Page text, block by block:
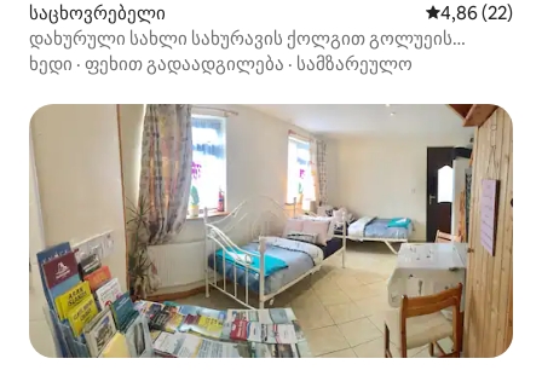
საცხოვრებელი საშუალო
4,86 (22)
დახურული სახლი სახურავის ქოლგით გოლუეის
ყურეში
ხედი · ფეხით გადაადგილება · სამზარეულო